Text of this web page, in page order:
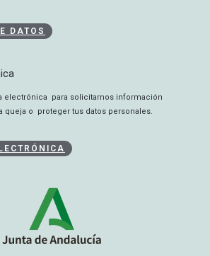
DATOS
electrónica para solicitarnos información
queja o proteger tus datos personales.